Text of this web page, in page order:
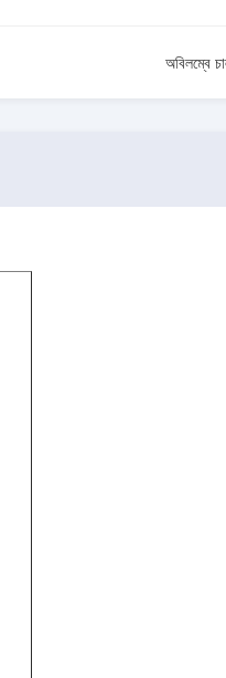
অবিলম্বে